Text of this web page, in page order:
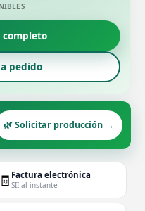
completo
pedido
🌿 Solicitar producción →
🧾 Factura electrónica
SII al instante